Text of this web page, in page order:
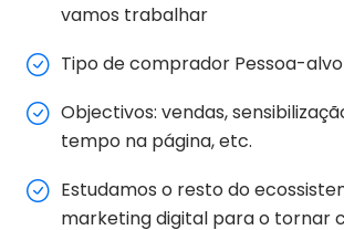
vamos trabalhar
Tipo de comprador Pessoa-alvo
Objectivos: vendas,
tempo na página, etc.
Estudamos o resto do
marketing digital para o tornar